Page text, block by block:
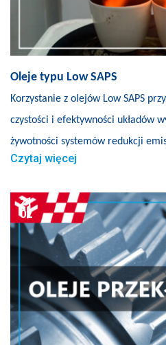
Oleje typu Low SAPS
Korzystanie z olejów Low SAPS
czystości i efektywności układów
żywotności systemów redukcji
Czytaj więcej
21
02